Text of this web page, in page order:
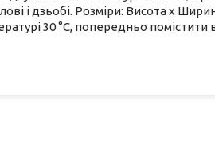
і дзьобі. Розміри: Висота х
30 °С, попередньо помістити